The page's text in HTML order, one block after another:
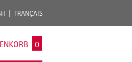
FRANÇAIS
0